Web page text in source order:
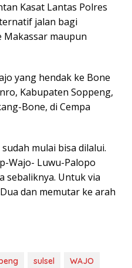
Kasat Lantas Polres
jalan bagi
Makassar maupun
yang hendak ke Bone
Kabupaten Soppeng,
Bone, di Cempa
mulai bisa dilalui.
Wajo- Luwu-Palopo
sebaliknya. Untuk via
dan memutar ke arah
sulsel WAJO